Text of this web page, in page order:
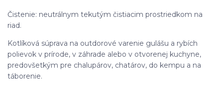
Čistenie: neutrálnym tekutým čistiacim prostriedkom na
riad.
Kotlíková súprava na outdorové varenie gulášu a rybích
polievok v prírode, v záhrade alebo v otvorenej kuchyne,
predovšetkým pre chalupárov, chatárov, do kempu a na
táborenie.